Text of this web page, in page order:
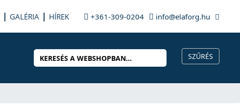
GALÉRIA HÍREK +361-309-0204 info@elaforg.hu